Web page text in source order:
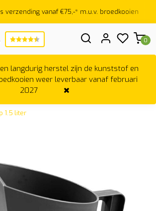
vanaf €75,-* m.u.v. broedkooien
0
langdurig herstel zijn de kunststof en
weer leverbaar vanaf februari
2027
1.5 liter